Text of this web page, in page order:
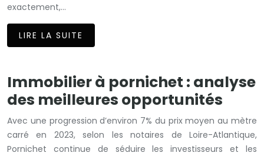
exactement,…
LIRE LA SUITE
Immobilier à pornichet : analyse
des meilleures opportunités
Avec une progression d’environ 7% du prix moyen au mètre
carré en 2023, selon les notaires de Loire-Atlantique,
Pornichet continue de séduire les investisseurs et les